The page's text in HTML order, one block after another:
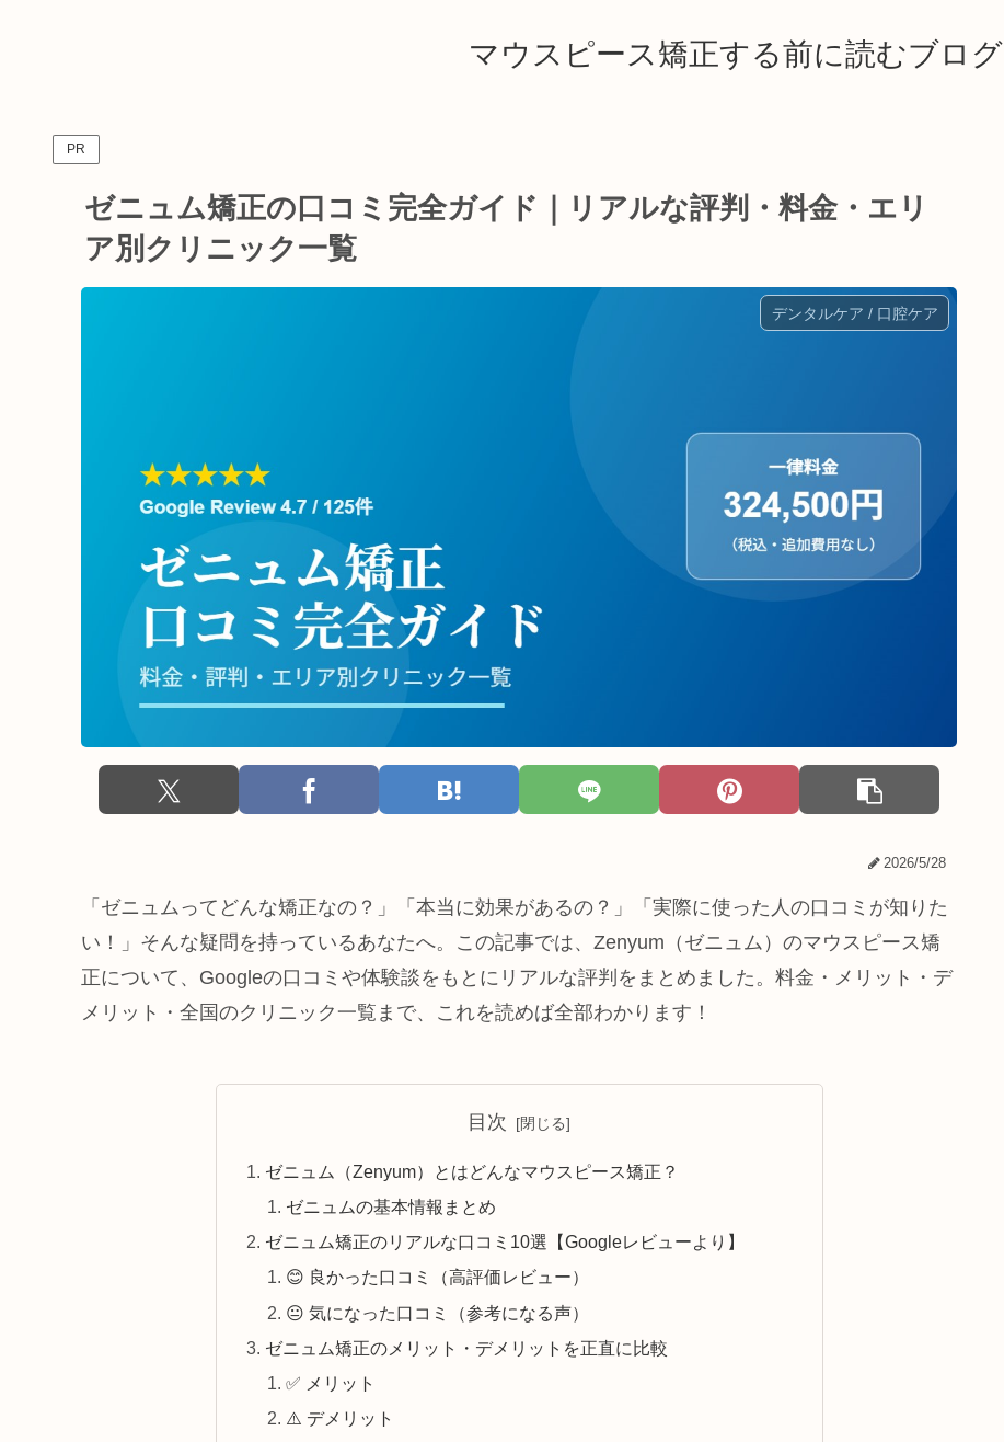
マウスピース矯正する前に読むブログ
PR
ゼニュム矯正の口コミ完全ガイド｜リアルな評判・料金・エリ
ア別クリニック一覧
デンタルケア / 口腔ケア
2026/5/28
「ゼニュムってどんな矯正なの？」「本当に効果があるの？」「実際に使った人の口コミが知りた
い！」そんな疑問を持っているあなたへ。この記事では、Zenyum（ゼニュム）のマウスピース矯
正について、Googleの口コミや体験談をもとにリアルな評判をまとめました。料金・メリット・デ
メリット・全国のクリニック一覧まで、これを読めば全部わかります！
目次
ゼニュム（Zenyum）とはどんなマウスピース矯正？
ゼニュムの基本情報まとめ
ゼニュム矯正のリアルな口コミ10選【Googleレビューより】
😊 良かった口コミ（高評価レビュー）
😐 気になった口コミ（参考になる声）
ゼニュム矯正のメリット・デメリットを正直に比較
✅ メリット
⚠️ デメリット